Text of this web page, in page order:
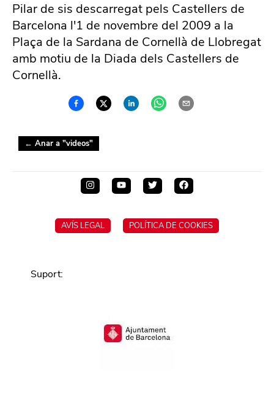
Pilar de sis descarregat pels Castellers de
Barcelona l'1 de novembre del 2009 a la
Plaça de la Sardana de Cornellà de Llobregat
amb motiu de la Diada dels Castellers de
Cornellà.
← Anar a "videos"
AVÍS LEGAL POLÍTICA DE COOKIES
Suport: